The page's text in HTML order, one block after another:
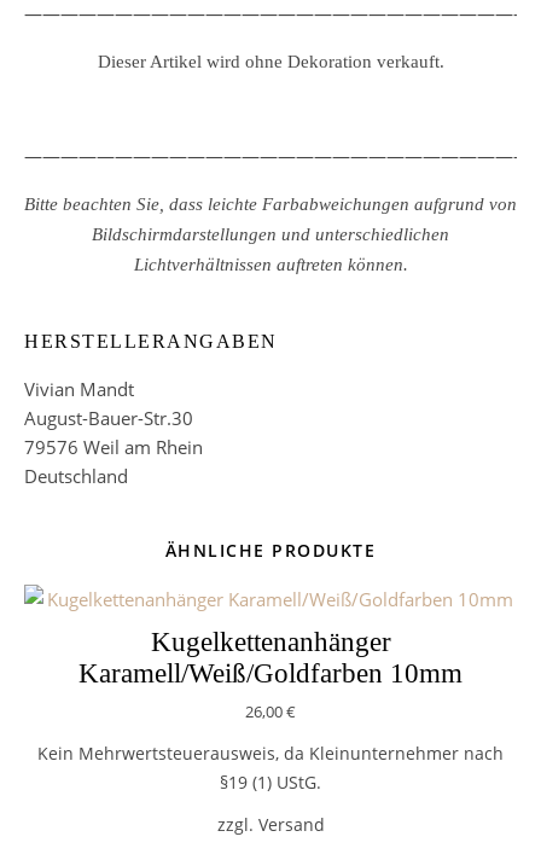
Dieser Artikel wird ohne Dekoration verkauft.
Bitte beachten Sie, dass leichte Farbabweichungen aufgrund von
Bildschirmdarstellungen und unterschiedlichen
Lichtverhältnissen auftreten können.
HERSTELLERANGABEN
Vivian Mandt
August-Bauer-Str.30
79576 Weil am Rhein
Deutschland
ÄHNLICHE PRODUKTE
Kugelkettenanhänger
Karamell/Weiß/Goldfarben 10mm
26,00€
Kein Mehrwertsteuerausweis, da Kleinunternehmer nach
§19 (1) UStG.
zzgl. Versand